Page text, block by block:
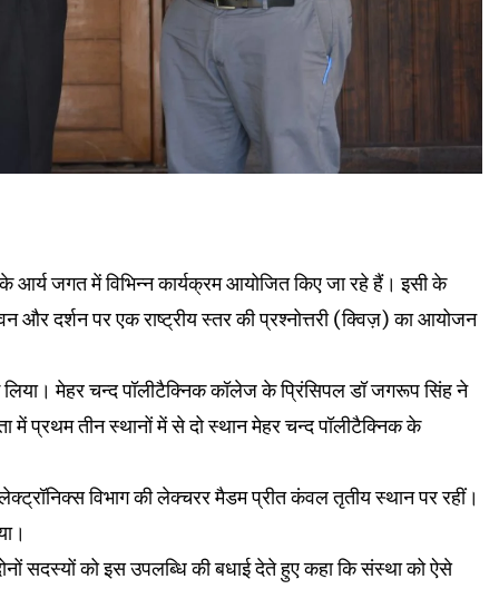
आर्य जगत में विभिन्न कार्यक्रम आयोजित किए जा रहे हैं। इसी के
और दर्शन पर एक राष्ट्रीय स्तर की प्रश्नोत्तरी (क्विज़) का आयोजन
लिया। मेहर चन्द पॉलीटैक्निक कॉलेज के प्रिंसिपल डॉ जगरूप सिंह ने
में प्रथम तीन स्थानों में से दो स्थान मेहर चन्द पॉलीटैक्निक के
विभाग की लेक्चरर मैडम प्रीत कंवल तृतीय स्थान पर रहीं।
सदस्यों को इस उपलब्धि की बधाई देते हुए कहा कि संस्था को ऐसे